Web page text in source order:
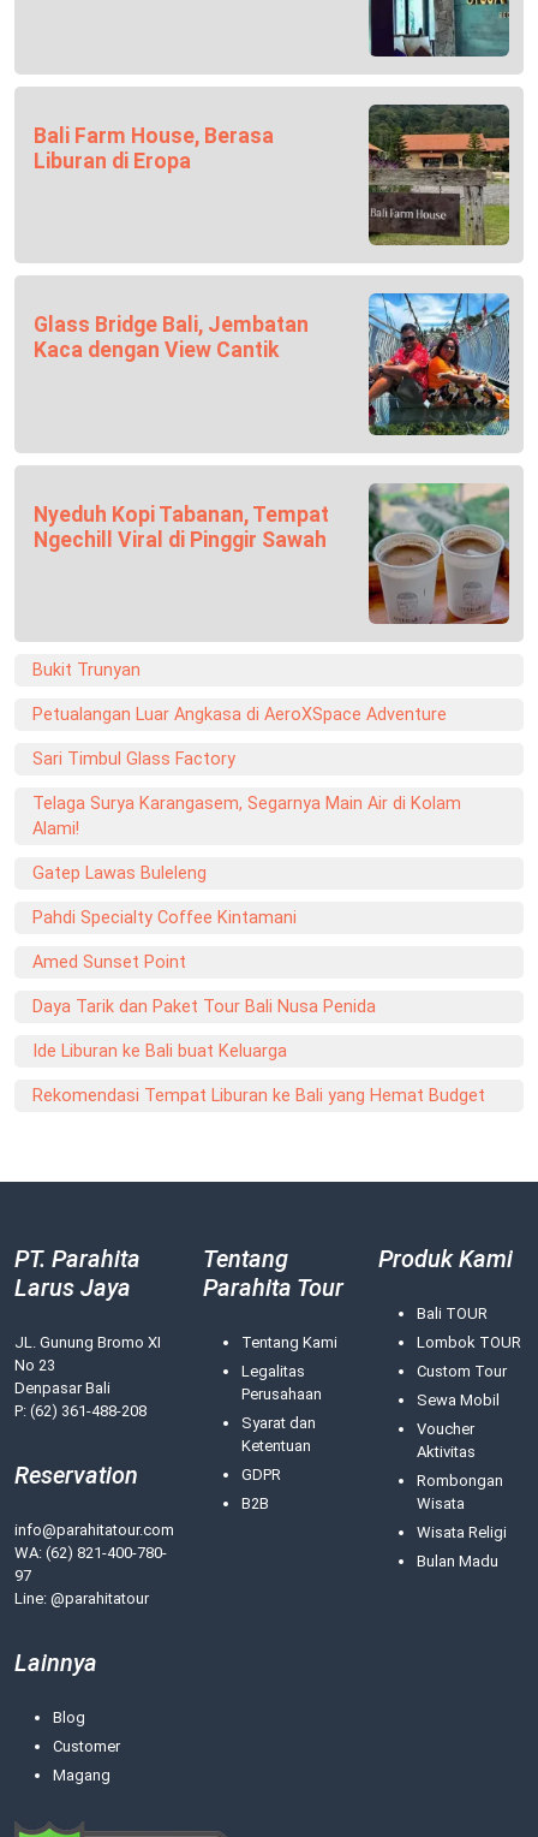
Bali Farm House, Berasa
Liburan di Eropa
Glass Bridge Bali, Jembatan
Kaca dengan View Cantik
Nyeduh Kopi Tabanan, Tempat
Ngechill Viral di Pinggir Sawah
Bukit Trunyan
Petualangan Luar Angkasa di AeroXSpace Adventure
Sari Timbul Glass Factory
Telaga Surya Karangasem, Segarnya Main Air di Kolam
Alami!
Gatep Lawas Buleleng
Pahdi Specialty Coffee Kintamani
Amed Sunset Point
Daya Tarik dan Paket Tour Bali Nusa Penida
Ide Liburan ke Bali buat Keluarga
Rekomendasi Tempat Liburan ke Bali yang Hemat Budget
PT. Parahita
Larus Jaya
JL. Gunung Bromo XI
No 23
Denpasar Bali
P: (62) 361-488-208
Reservation
info@parahitatour.com
WA: (62) 821-400-780-
97
Line: @parahitatour
Tentang
Parahita Tour
Tentang Kami
Legalitas
Perusahaan
Syarat dan
Ketentuan
GDPR
B2B
Produk Kami
Bali TOUR
Lombok TOUR
Custom Tour
Sewa Mobil
Voucher
Aktivitas
Rombongan
Wisata
Wisata Religi
Bulan Madu
Lainnya
Blog
Customer
Magang